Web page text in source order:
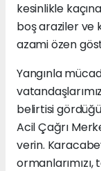
kesinlikle
boş araziler ve
azami özen
Yangınla
belirtisi
Acil Çağrı
verin.
ormanlarımızı,